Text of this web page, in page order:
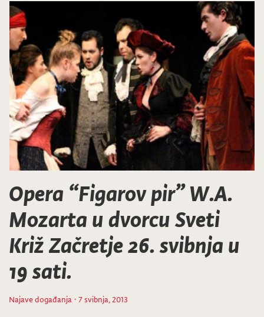
Opera “Figarov pir” W.A.
Mozarta u dvorcu Sveti
Križ Začretje 26. svibnja u
19 sati.
Najave događanja · 7 svibnja, 2013